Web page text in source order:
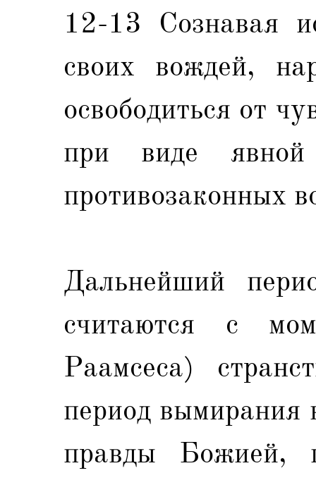
12-13 Сознавая
своих вождей,
освободиться от
при виде явной
противозаконных
Дальнейший
считаются с
Раамсеса)
период вымирания
правды Божией,